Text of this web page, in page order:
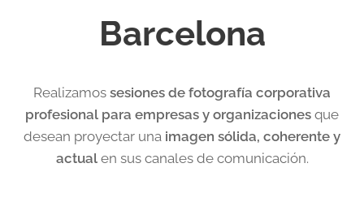
Barcelona
Realizamos sesiones de fotografía corporativa
profesional para empresas y organizaciones que
desean proyectar una imagen sólida, coherente y
actualen sus canales de comunicación.